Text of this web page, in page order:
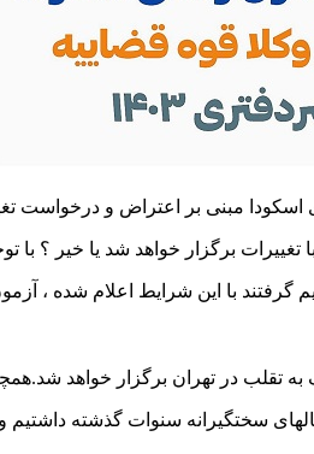
سختگیرانه سنوات گذشته داشتیم